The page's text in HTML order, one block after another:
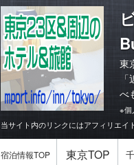
東
「
べ
※個
当サイト内のリンクにはアフィリエイ
宿泊情報TOP 東京TOP